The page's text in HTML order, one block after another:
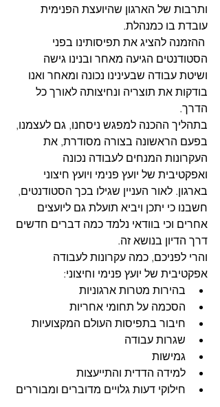
ותרבות של הארגון שהיועצת הפנימית
עובדת בו כמנהלת.
ההזמנה להציג את תפיסותינו בפני
הסטודנטים הגיעה מאחר ובנינו גישה
ושיטת עבודה שבעינינו נכונה ומאחר ואנו
בודקות את תוצריה ונחיצותה לאורך כל
הדרך.
בתהליך ההכנה למפגש ניסחנו, גם לעצמנו,
בפעם הראשונה בצורה מסודרת, את
העקרונות המנחים לעבודה נכונה
ואפקטיבית של יועץ פנימי ויועץ חיצוני
בארגון. לאור העניין שגילו בכך הסטודנטים,
חשבנו כי יתכן ויביא תועלת גם ליועצים
אחרים וכי בוודאי נלמד כמה דברים חדשים
דרך הדיון בנושא זה.
והרי לפניכם, כמה עקרונות לעבודה
אפקטיבית של יועץ פנימי וחיצוני:
בהירות מטרות ארגוניות
הסכמה על תחומי אחריות
חיבור בתפיסות העולם המקצועיות
שגרות עבודה
גמישות
למידה הדדית והתייעצות
חילוקי דעות גלויים מדוברים ומבוררים